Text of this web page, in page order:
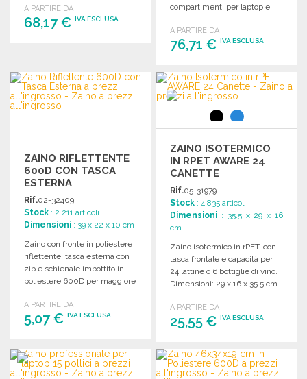
A PARTIRE DA
68,17 € IVA ESCLUSA
Richiedi un preventivo
compartimenti per laptop e
x 49 cm.
A PARTIRE DA
76,71 €IVA ESCLUSA
ORDINARE
Richiedi un preventivo
ZAINO RIFLETTENTE
600D CON TASCA
ESTERNA
Rif.02-32409
Stock : 2 211 articoli
Dimensioni : 39 x 22 x 10 cm
Zaino con fronte in poliestere
riflettente, tasca esterna con
zip e schienale imbottito in
poliestere 600D per maggiore
A PARTIRE DA
5,07 € IVA ESCLUSA
ORDINARE
Richiedi un preventivo
ZAINO ISOTERMICO
IN RPET AWARE 24
CANETTE
Rif.05-31979
Stock : 4 835 articoli
Dimensioni : 35.5 x 29 x 16
cm
Zaino isotermico in rPET, con
tasca frontale e capacità per
24 lattine o 6 bottiglie di vino.
Dimensioni: 29 x 16 x 35.5 cm.
A PARTIRE DA
25,55 €IVA ESCLUSA
ORDINARE
Richiedi un preventivo